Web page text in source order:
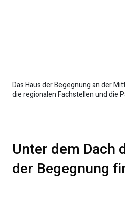
Das Haus der Begegnung an der
die regionalen Fachstellen und die
Unter dem Dach
der Begegnung